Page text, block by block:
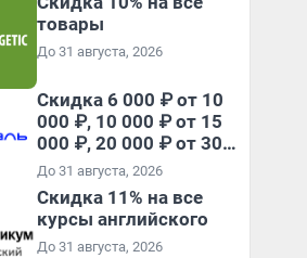
товары
До 31 августа, 2026
Скидка 6 000 ₽ от 10
000 ₽, 10 000 ₽ от 15
000 ₽, 20 000 ₽ от 30
000 ₽ и 35 000 ₽ от 50
000 ₽ на первый и все
повторные заказы по
промокоду НАБЕРИ
До 31 августа, 2026
Скидка 11% на все
курсы английского
До 31 августа, 2026